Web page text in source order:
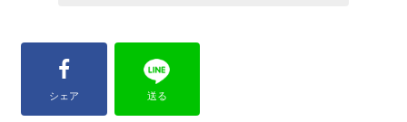
シェア 送る